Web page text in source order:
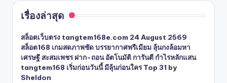
เรื่องล่าสุด
สล็อตเว็บตรง tangtem168e.com 24 August 2569
สล็อต168 เกมสดภาพชัด บรรยากาศพรีเมียม ลุ้นกงล้อมหา
เศรษฐี สะสมเพชร ฝาก-ถอน อัตโนมัติ การันตี กำไรหลักแสน
tangtem168 เริ่มก่อนวันนี้ มีลุ้นก่อนใคร Top 31 by
Sheldon